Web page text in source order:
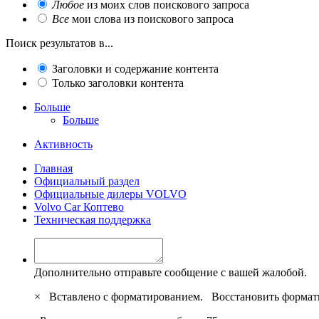
Любое из моих слов поискового запроса
Все мои слова из поискового запроса
Поиск результатов в...
Заголовки и содержание контента
Только заголовки контента
Больше
Больше
Активность
Главная
Официальный раздел
Официальные дилеры VOLVO
Volvo Car Коптево
Техническая поддержка
Дополнительно отправьте сообщение с вашей жалобой.
×
Вставлено с форматированием. Восстановить